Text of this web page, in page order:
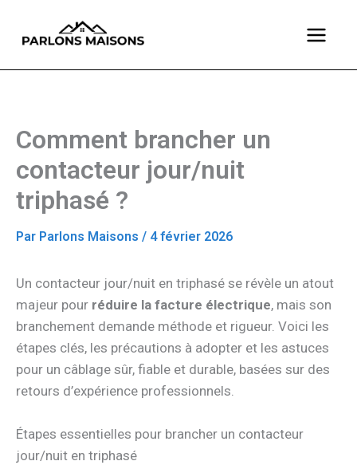
Comment brancher un
contacteur jour/nuit
triphasé ?
Par Parlons Maisons / 4 février 2026
Un contacteur jour/nuit en triphasé se révèle un atout
majeur pour réduire la facture électrique, mais son
branchement demande méthode et rigueur. Voici les
étapes clés, les précautions à adopter et les astuces
pour un câblage sûr, fiable et durable, basées sur des
retours d’expérience professionnels.
Étapes essentielles pour brancher un contacteur
jour/nuit en triphasé